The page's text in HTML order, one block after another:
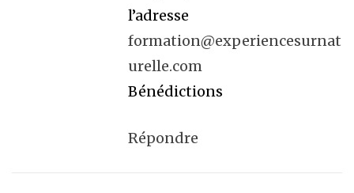
l’adresse
formation@experiencesurnat
urelle.com
Bénédictions
Répondre